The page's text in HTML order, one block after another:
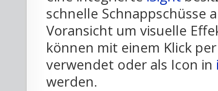
schnelle Schnappschüsse
Voransicht um visuelle
können mit einem Klick
verwendet oder als Icon in
werden.